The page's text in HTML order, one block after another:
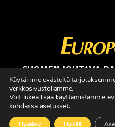
SUOMEN JOHTAVA
Copyright © Faktavisa Oy /
Käytämme evästeitä
verkkosivustollamme.
Voit lukea lisää käyttämistämme
kohdassa asetukset.
Hyväksy Hylkää